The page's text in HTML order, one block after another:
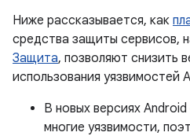
Ниже рассказывается, как
средства защиты сервисов,
Защита, позволяют снизить
использования уязвимостей
В новых версиях
многие уязвимости,